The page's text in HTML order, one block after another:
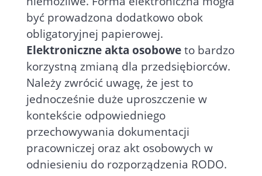
być prowadzona dodatkowo obok
obligatoryjnej papierowej.
Elektroniczne akta osoboweto bardzo
korzystną zmianą dla przedsiębiorców.
Należy zwrócić uwagę, że jest to
jednocześnie duże uproszczenie w
kontekście odpowiedniego
przechowywania dokumentacji
pracowniczej oraz akt osobowych w
odniesieniu do rozporządzenia RODO.